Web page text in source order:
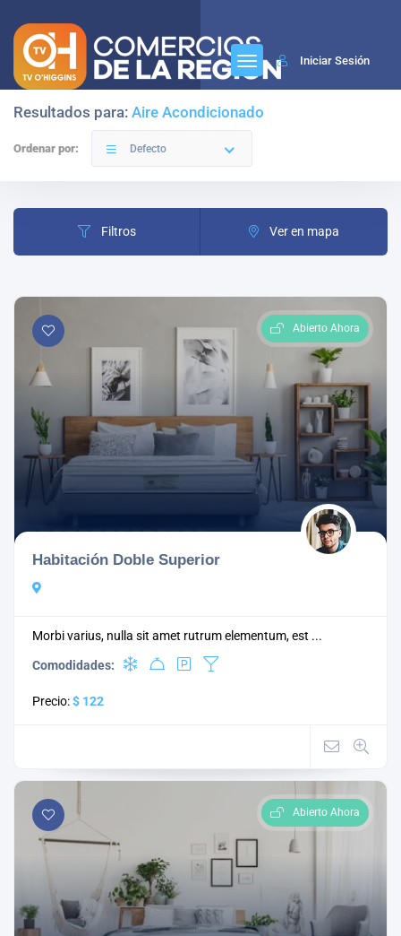
Iniciar Sesión
Resultados para: Aire Acondicionado
Ordenar por: Defecto
Filtros Ver en mapa
Abierto Ahora
Habitación Doble Superior
Morbi varius, nulla sit amet rutrum elementum, est ...
Comodidades:
Precio:$ 122
Abierto Ahora